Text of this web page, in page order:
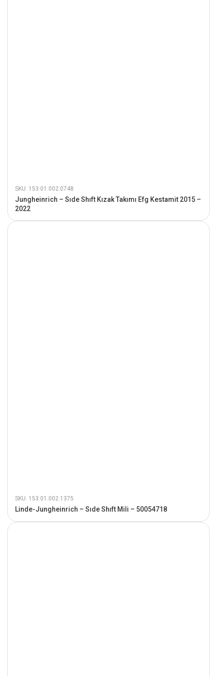
SKU: 153.01.002.0748
Jungheinrich – Sıde Shıft Kızak Takımı Efg Kestamit 2015 –
2022
SKU: 153.01.002.1375
Linde-Jungheinrich – Sıde Shıft Mili – 50054718